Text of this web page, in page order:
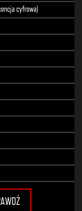
cyfrowa)